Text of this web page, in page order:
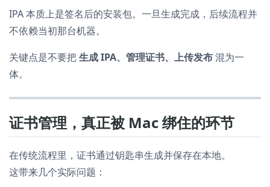
IPA 本质上是签名后的安装包。一旦生成完成，后续流程并
不依赖当初那台机器。
关键点是不要把生成 IPA、管理证书、上传发布混为一
体。
证书管理，真正被 Mac 绑住的环节
在传统流程里，证书通过钥匙串生成并保存在本地。
这带来几个实际问题：